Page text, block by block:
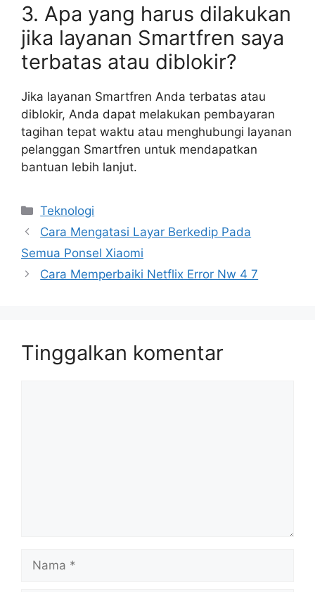
3. Apa yang harus dilakukan
jika layanan Smartfren saya
terbatas atau diblokir?
Jika layanan Smartfren Anda terbatas atau
diblokir, Anda dapat melakukan pembayaran
tagihan tepat waktu atau menghubungi layanan
pelanggan Smartfren untuk mendapatkan
bantuan lebih lanjut.
Kategori
Teknologi
Cara Mengatasi Layar Berkedip Pada
Semua Ponsel Xiaomi
Cara Memperbaiki Netflix Error Nw 4 7
Tinggalkan komentar